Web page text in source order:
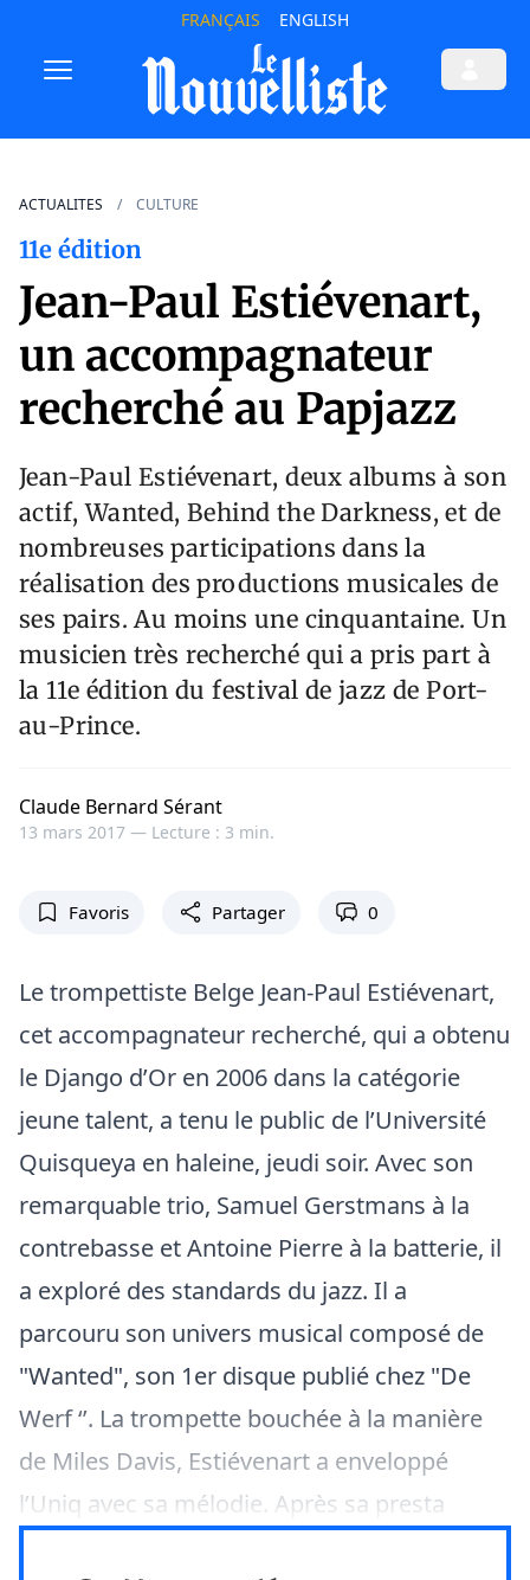
FRANÇAIS ENGLISH
ACTUALITES CULTURE
11e édition
Jean-Paul Estiévenart,
un accompagnateur
recherché au Papjazz
Jean-Paul Estiévenart, deux albums à son
actif, Wanted, Behind the Darkness, et de
nombreuses participations dans la
réalisation des productions musicales de
ses pairs. Au moins une cinquantaine. Un
musicien très recherché qui a pris part à
la 11e édition du festival de jazz de Port-
au-Prince.
Claude Bernard Sérant
13 mars 2017 — Lecture : 3 min.
Favoris Partager 0
Le trompettiste Belge Jean-Paul Estiévenart,
cet accompagnateur recherché, qui a obtenu
le Django d’Or en 2006 dans la catégorie
jeune talent, a tenu le public de l’Université
Quisqueya en haleine, jeudi soir. Avec son
remarquable trio, Samuel Gerstmans à la
contrebasse et Antoine Pierre à la batterie, il
a exploré des standards du jazz. Il a
parcouru son univers musical composé de
"Wanted", son 1er disque publié chez "De
Werf ‘’. La trompette bouchée à la manière
de Miles Davis, Estiévenart a enveloppé
l’Uniq avec sa mélodie. Après sa presta